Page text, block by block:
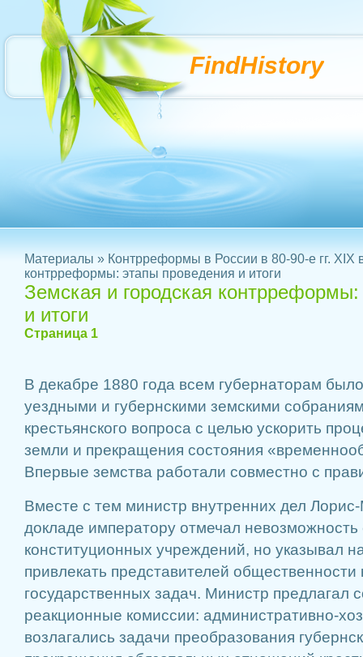
FindHistory
Материалы » Контрреформы в России в 80-90-е гг. XIX
контрреформы: этапы проведения и итоги
Земская и городская
и итоги
Страница 1
В декабре 1880 года всем губернаторам
уездными и губернскими земскими
крестьянского вопроса с целью ускорить
земли и прекращения состояния
Впервые земства работали совместно с
Вместе с тем министр внутренних дел
докладе императору отмечал невозможность
конституционных учреждений, но указывал
привлекать представителей
государственных задач. Министр предлагал
реакционные комиссии: административно-
возлагались задачи преобразования